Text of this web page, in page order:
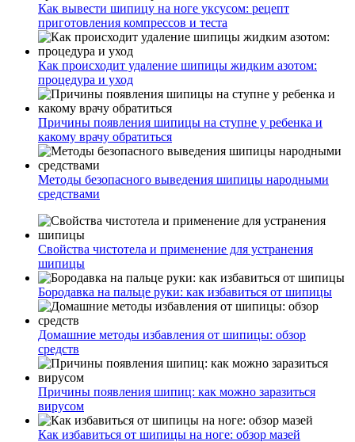
Как вывести шипицу на ноге уксусом: рецепт
приготовления компрессов и теста
Как происходит удаление шипицы жидким азотом:
процедура и уход
Причины появления шипицы на ступне у ребенка и
какому врачу обратиться
Методы безопасного выведения шипицы народными
средствами
Свойства чистотела и применение для устранения
шипицы
Бородавка на пальце руки: как избавиться от шипицы
Домашние методы избавления от шипицы: обзор
средств
Причины появления шипиц: как можно заразиться
вирусом
Как избавиться от шипицы на ноге: обзор мазей